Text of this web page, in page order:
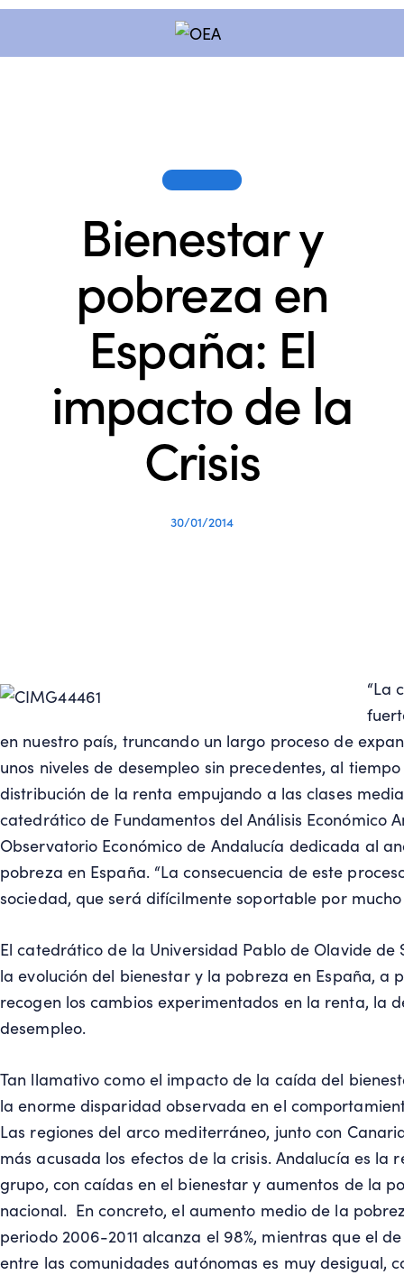
Bienestar y
pobreza en
España: El
impacto de la
Crisis
30/01/2014
“La
en nuestro país, truncando un largo proceso de
unos niveles de desempleo sin precedentes, al
distribución de la renta empujando a las clases
catedrático de Fundamentos del Análisis Económico
Observatorio Económico de Andalucía dedicada al
pobreza en España. “La consecuencia de este
sociedad, que será difícilmente soportable por mucho
El catedrático de la Universidad Pablo de Olavide de
la evolución del bienestar y la pobreza en España, a
recogen los cambios experimentados en la renta, la
desempleo.
Tan llamativo como el impacto de la caída del
la enorme disparidad observada en el
Las regiones del arco mediterráneo, junto con
más acusada los efectos de la crisis. Andalucía es la
grupo, con caídas en el bienestar y aumentos de la
nacional. En concreto, el aumento medio de la
periodo 2006-2011 alcanza el 98%, mientras que el
entre las comunidades autónomas es muy desigual,